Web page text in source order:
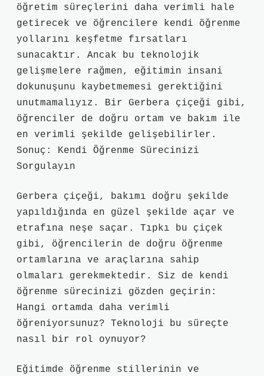
öğretim süreçlerini daha verimli hale
getirecek ve öğrencilere kendi öğrenme
yollarını keşfetme fırsatları
sunacaktır. Ancak bu teknolojik
gelişmelere rağmen, eğitimin insani
dokunuşunu kaybetmemesi gerektiğini
unutmamalıyız. Bir Gerbera çiçeği gibi,
öğrenciler de doğru ortam ve bakım ile
en verimli şekilde gelişebilirler.
Sonuç: Kendi Öğrenme Sürecinizi
Sorgulayın
Gerbera çiçeği, bakımı doğru şekilde
yapıldığında en güzel şekilde açar ve
etrafına neşe saçar. Tıpkı bu çiçek
gibi, öğrencilerin de doğru öğrenme
ortamlarına ve araçlarına sahip
olmaları gerekmektedir. Siz de kendi
öğrenme sürecinizi gözden geçirin:
Hangi ortamda daha verimli
öğreniyorsunuz? Teknoloji bu süreçte
nasıl bir rol oynuyor?
Eğitimde öğrenme stillerinin ve